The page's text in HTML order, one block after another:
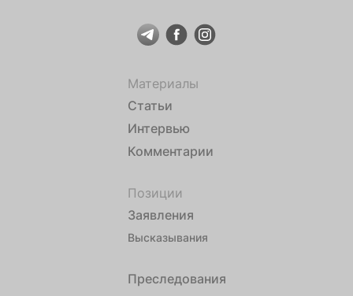
Материалы
Статьи
Интервью
Комментарии
Позиции
Заявления
Высказывания
Преследования